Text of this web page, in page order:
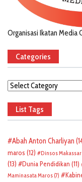
Organisasi Ikatan Media
Categories
Categories
List Tags
Abah Anton Charliyan
maros (12) Dinsos Makassar
(13)
Dunia Pendidikan (11)
Maminasata Maros (7)